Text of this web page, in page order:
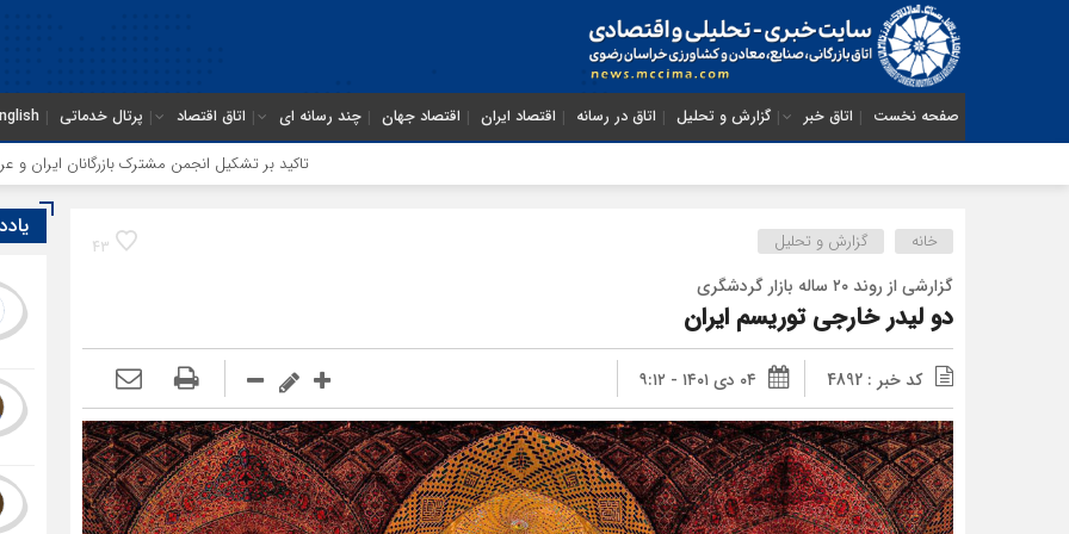
صفحه نخست اتاق خبر گزارش و تحلیل اتاق در رسانه اقتصاد ایران اقتصاد جهان چند رسانه ای اتاق اقتصاد پرتال خدماتی
تاکید بر تشکیل انجمن مشترک بازرگانان ایران و عراق در مشهد
43 خانه گزارش و تحلیل
گزارشی از روند ۲۰ ساله بازار گردشگری
دو لیدر خارجی توریسم ایران
کد خبر : 4892 ۰۴ دی ۱۴۰۱ - ۹:۱۲